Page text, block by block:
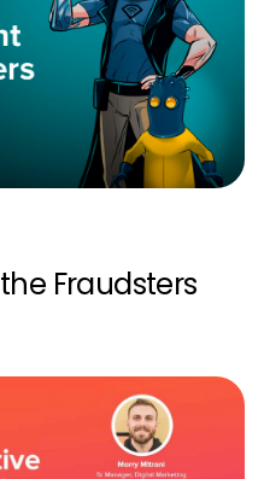
Fraudsters